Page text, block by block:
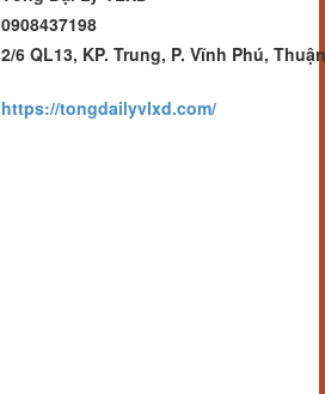
0908437198
2/6 QL13, KP. Trung, P. Vĩnh Phú, Thuận
https://tongdailyvlxd.com/